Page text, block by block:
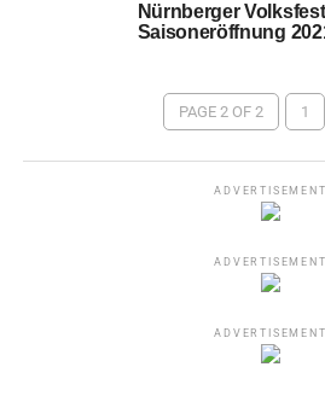
Nürnberger
Saisoneröffnung
PAGE 2 OF 2 1
ADVERTISEMENT
ADVERTISEMENT
ADVERTISEMENT